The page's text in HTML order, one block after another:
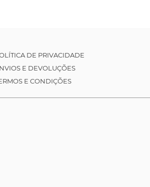
DE PRIVACIDADE
E DEVOLUÇÕES
E CONDIÇÕES